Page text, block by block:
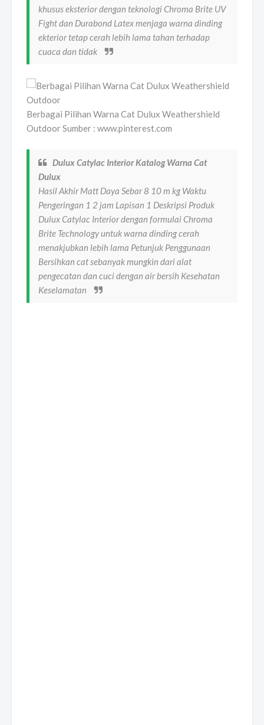
khusus eksterior dengan teknologi Chroma Brite UV
Fight dan Durabond Latex menjaga warna dinding
ekterior tetap cerah lebih lama tahan terhadap
cuaca dan tidak
Berbagai Pilihan Warna Cat Dulux Weathershield
Outdoor Sumber : www.pinterest.com
Dulux Catylac Interior Katalog Warna Cat
Dulux
Hasil Akhir Matt Daya Sebar 8 10 m kg Waktu
Pengeringan 1 2 jam Lapisan 1 Deskripsi Produk
Dulux Catylac Interior dengan formulai Chroma
Brite Technology untuk warna dinding cerah
menakjubkan lebih lama Petunjuk Penggunaan
Bersihkan cat sebanyak mungkin dari alat
pengecatan dan cuci dengan air bersih Kesehatan
Keselamatan